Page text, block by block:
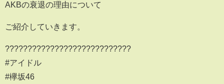
AKBの衰退の理由について
ご紹介していきます。
????????????????????????????
#アイドル
#欅坂46